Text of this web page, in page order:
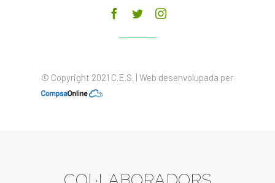
© Copyright 2021 C.E.S. | Web desenvolupada per